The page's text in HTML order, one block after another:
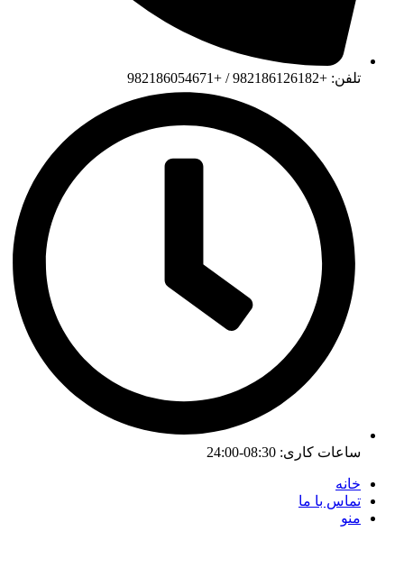
تلفن: +982186126182 / +982186054671
ساعات کاری: 08:30-24:00
خانه
تماس با ما
منو